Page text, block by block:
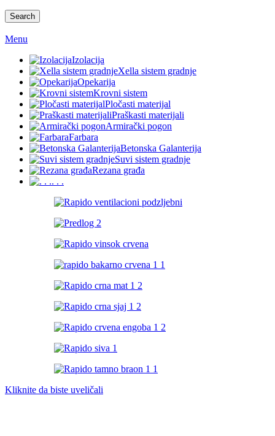
Search
Menu
Izolacija
Xella sistem gradnje
Opekarija
Krovni sistem
Pločasti materijal
Praškasti materijali
Armirački pogon
Farbara
Betonska Galanterija
Suvi sistem gradnje
Rezana građa
. . .
Kliknite da biste uveličali